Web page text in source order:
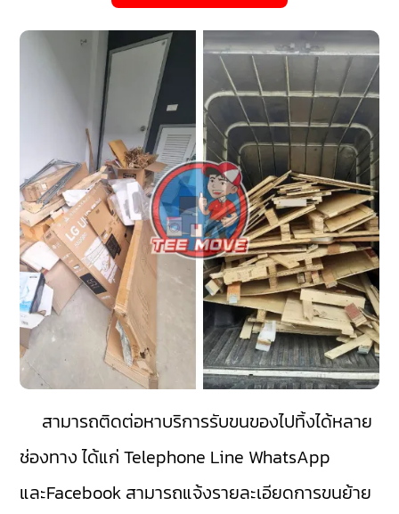
สามารถติดต่อหาบริการรับขนของไปทิ้งได้หลาย
ช่องทาง ได้แก่ Telephone Line WhatsApp
และFacebook สามารถแจ้งรายละเอียดการขนย้าย